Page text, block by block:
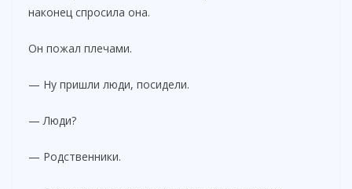
наконец спросила она.
Он пожал плечами.
— Ну пришли люди, посидели.
— Люди?
— Родственники.